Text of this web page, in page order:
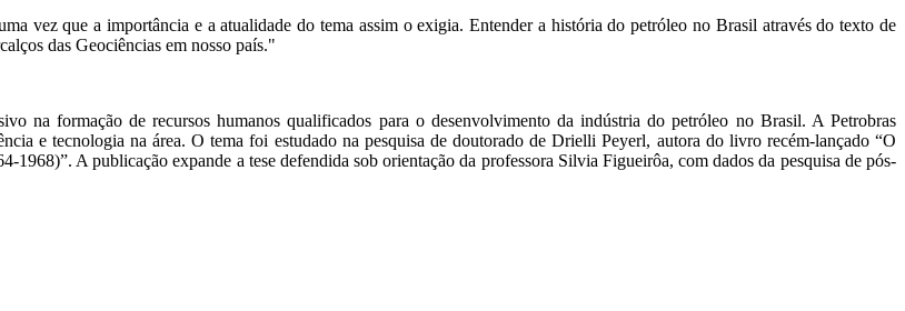
vez que a importância e a atualidade do tema assim o exigia. Entender a história do petróleo no Brasil através do texto de
das Geociências em nosso país."
na formação de recursos humanos qualificados para o desenvolvimento da indústria do petróleo no Brasil. A Petrobras
e tecnologia na área. O tema foi estudado na pesquisa de doutorado de Drielli Peyerl, autora do livro recém-lançado “O
A publicação expande a tese defendida sob orientação da professora Silvia Figueirôa, com dados da pesquisa de pós-